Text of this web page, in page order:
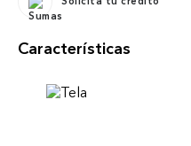
Características